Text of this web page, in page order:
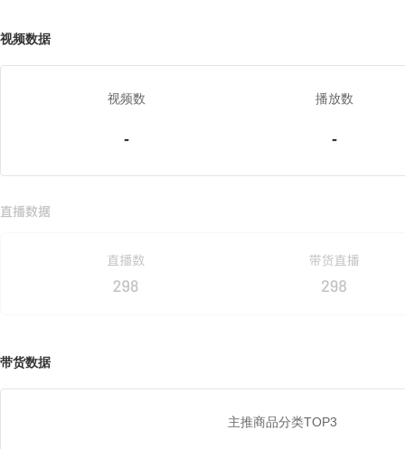
视频数据
视频数
-
播放数
-
带货数据
主推商品分类TOP3